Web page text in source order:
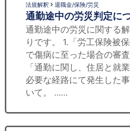
法規解釈 退職金/保険/労災
通勤途中の労災判定に
通勤途中の労災に関する
りです。 1.「労工保険被
で傷病に至った場合の審
「通勤に関し、住居と就
必要な経路にて発生した
いて。 ……